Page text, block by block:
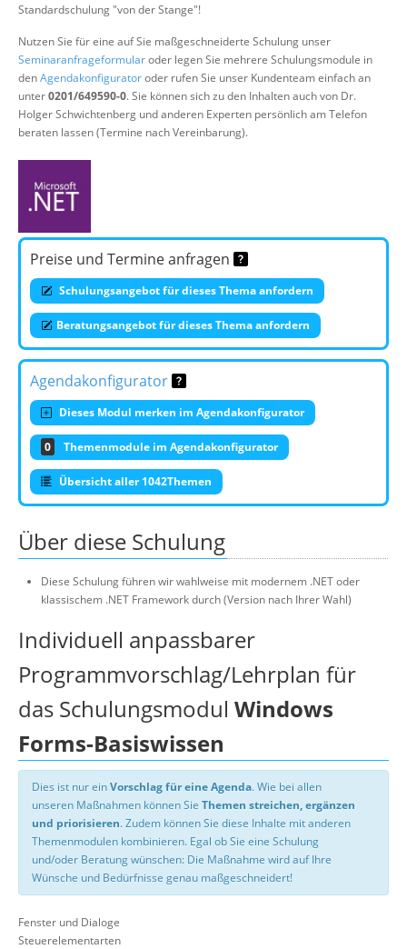
Standardschulung "von der Stange"!
Nutzen Sie für eine auf Sie maßgeschneiderte Schulung unser
Seminaranfrageformularoder legen Sie mehrere Schulungsmodule in
denAgendakonfiguratoroder rufen Sie unser Kundenteam einfach an
unter0201/649590-0. Sie können sich zu den Inhalten auch von Dr.
Holger Schwichtenberg und anderen Experten persönlich am Telefon
beraten lassen (Termine nach Vereinbarung).
Preise und Termine anfragen
Schulungsangebot für dieses Thema anfordern
Beratungsangebot für dieses Thema anfordern
Agendakonfigurator
Dieses Modul merken im Agendakonfigurator
0 Themenmodule im Agendakonfigurator
Übersicht aller 1042Themen
Über diese Schulung
Diese Schulung führen wir wahlweise mit modernem .NET oder
klassischem .NET Framework durch (Version nach Ihrer Wahl)
Individuell anpassbarer
Programmvorschlag/Lehrplan für
das Schulungsmodul Windows
Forms-Basiswissen
Dies ist nur einVorschlag für eine Agenda. Wie bei allen
unseren Maßnahmen können Sie Themen streichen, ergänzen
und priorisieren. Zudem können Sie diese Inhalte mit anderen
Themenmodulen kombinieren. Egal ob Sie eine Schulung
und/oder Beratung wünschen: Die Maßnahme wird auf Ihre
Wünsche und Bedürfnisse genau maßgeschneidert!
Fenster und Dialoge
Steuerelementarten